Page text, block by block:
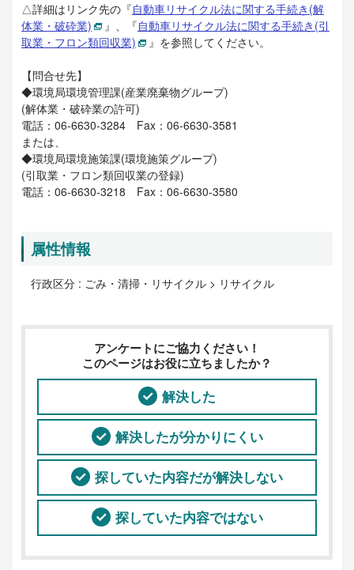
△詳細はリンク先の『自動車リサイクル法に関する手続き(解
体業・破砕業)
』、『自動車リサイクル法に関する手続き(引
取業・フロン類回収業)
』を参照してください。
【問合せ先】
◆環境局環境管理課(産業廃棄物グループ)
(解体業・破砕業の許可)
電話：06-6630-3284 Fax：06-6630-3581
または、
◆環境局環境施策課(環境施策グループ)
(引取業・フロン類回収業の登録)
電話：06-6630-3218 Fax：06-6630-3580
属性情報
行政区分 : ごみ・清掃・リサイクル > リサイクル
アンケートにご協力ください！
このページはお役に立ちましたか？
解決した
解決したが分かりにくい
探していた内容だが解決しない
探していた内容ではない